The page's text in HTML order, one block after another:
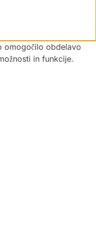
omogočilo obdelavo
in funkcije.